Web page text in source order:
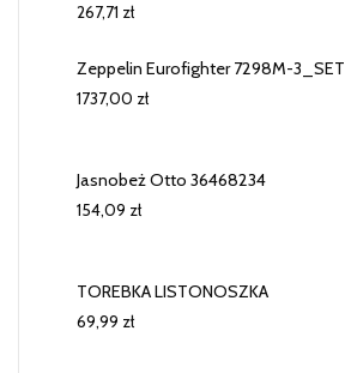
267,71 zł
Zeppelin Eurofighter 7298M-3_SET
1737,00 zł
Jasnobeż Otto 36468234
154,09 zł
TOREBKA LISTONOSZKA
69,99 zł